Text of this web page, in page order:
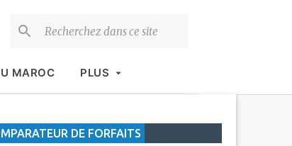
MAROC PLUS
DE FORFAITS